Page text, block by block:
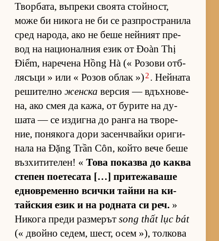
Твор­ба­та, въп­реки сво­ята стой­ност,
може би ни­кога не би се раз­п­рос­т­ра­нила
сред на­ро­да, ако не беше ней­ният пре­
вод на на­ци­о­нал­ния език от Đoàn Thị
Điểm, на­ре­чена Hồng Hà (« Ро­зови от­б­
ля­съци » или « Ро­зов об­лак ») 2 . Ней­ната
ре­ши­телно женска вер­сия — вдъх­но­ве­
на, ако смея да ка­жа, от бу­рите на ду­
шата — се из­дигна до ранга на тво­ре­
ние, по­ня­кога дори за­сен­ч­вайки ори­ги­
нала на Đặng Trần Côn, който вече беше
въз­хи­ти­те­лен! « Това по­казва до каква
сте­пен по­е­те­сата […] при­те­жа­ваше
ед­нов­ре­менно всички тайни на ки­
тайс­кия език и на род­ната си реч. »
Ни­кога преди раз­ме­рът song thất lục bát
(« двойно се­дем, шест, осем »), тол­кова